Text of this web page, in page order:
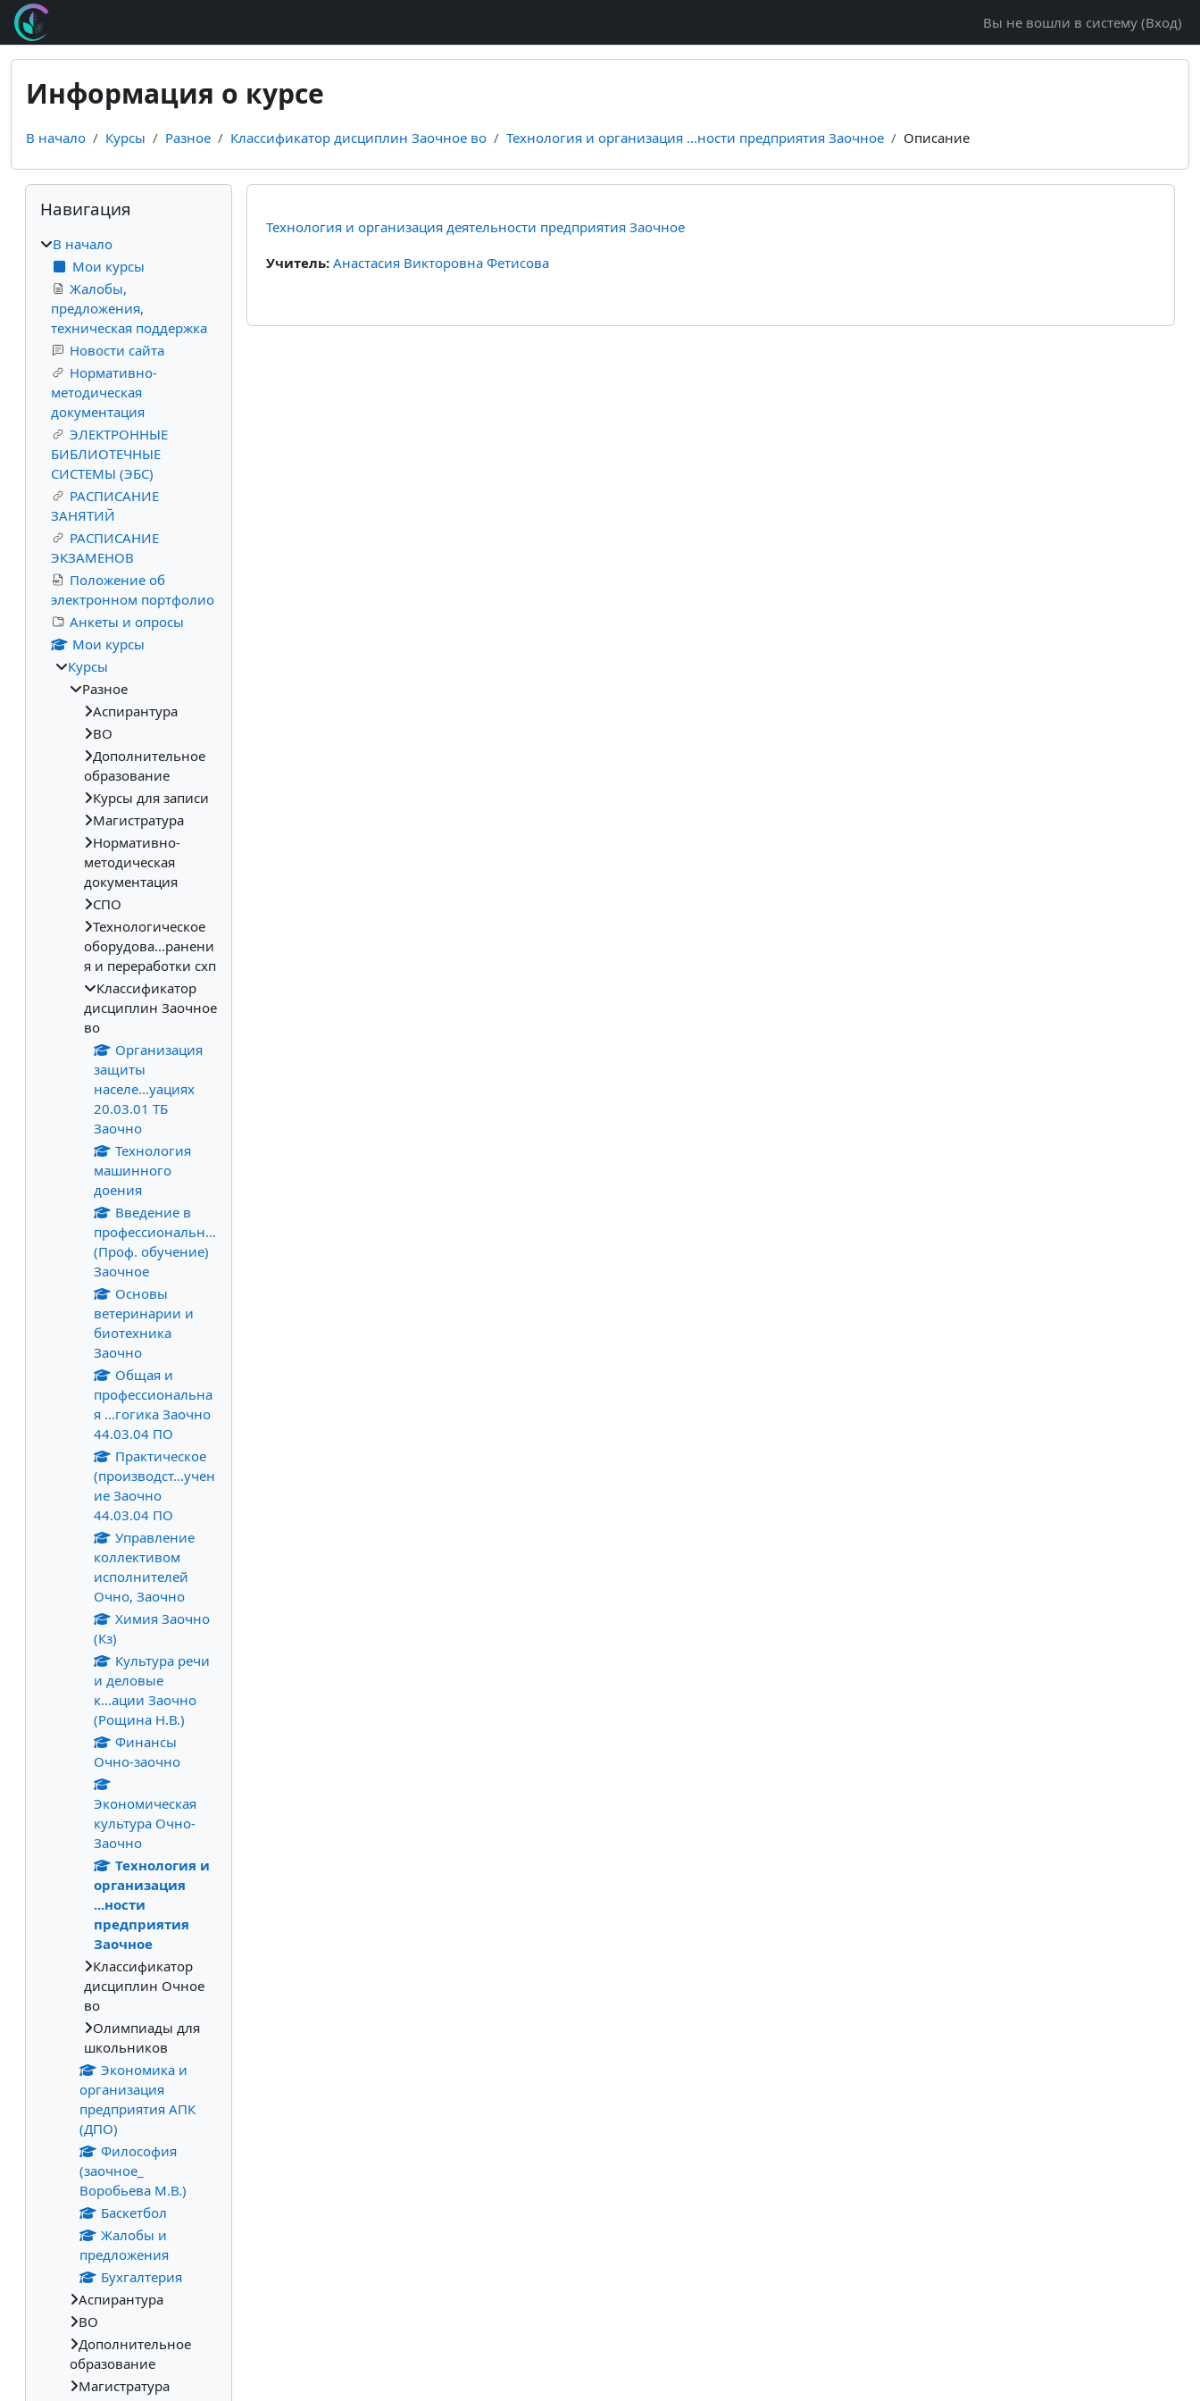
Перейти к основному содержанию
Вы не вошли в систему (Вход)
Информация о курсе
В начало Курсы Разное Классификатор дисциплин Заочное во Технология и организация ...ности предприятия Заочное Описание
Технология и организация деятельности предприятия Заочное
Учитель: Анастасия Викторовна Фетисова
Блоки
Пропустить Навигация
Навигация
В начало
Мои курсы
Жалобы,
предложения,
техническая поддержка
Новости сайта
Нормативно-
методическая
документация
ЭЛЕКТРОННЫЕ
БИБЛИОТЕЧНЫЕ
СИСТЕМЫ (ЭБС)
РАСПИСАНИЕ
ЗАНЯТИЙ
РАСПИСАНИЕ
ЭКЗАМЕНОВ
Положение об
электронном портфолио
Анкеты и опросы
Мои курсы
Курсы
Разное
Аспирантура
ВО
Дополнительное
образование
Курсы для записи
Магистратура
Нормативно-
методическая
документация
СПО
Технологическое
оборудова...ранени
я и переработки схп
Классификатор
дисциплин Заочное
во
Организация
защиты
населе...уациях
20.03.01 ТБ
Заочно
Технология
машинного
доения
Введение в
профессиональн...
(Проф. обучение)
Заочное
Основы
ветеринарии и
биотехника
Заочно
Общая и
профессиональна
я ...гогика Заочно
44.03.04 ПО
Практическое
(производст...учен
ие Заочно
44.03.04 ПО
Управление
коллективом
исполнителей
Очно, Заочно
Химия Заочно
(Кз)
Культура речи
и деловые
к...ации Заочно
(Рощина Н.В.)
Финансы
Очно-заочно
Экономическая
культура Очно-
Заочно
Технология и
организация
...ности
предприятия
Заочное
Классификатор
дисциплин Очное
во
Олимпиады для
школьников
Экономика и
организация
предприятия АПК
(ДПО)
Философия
(заочное_
Воробьева М.В.)
Баскетбол
Жалобы и
предложения
Бухгалтерия
Аспирантура
ВО
Дополнительное
образование
Магистратура